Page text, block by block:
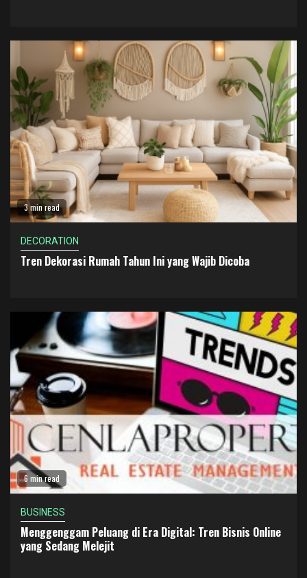
3 min read
DECORATION
Tren Dekorasi Rumah Tahun Ini yang Wajib Dicoba
6 min read
BUSINESS
Menggenggam Peluang di Era Digital: Tren Bisnis Online
yang Sedang Melejit